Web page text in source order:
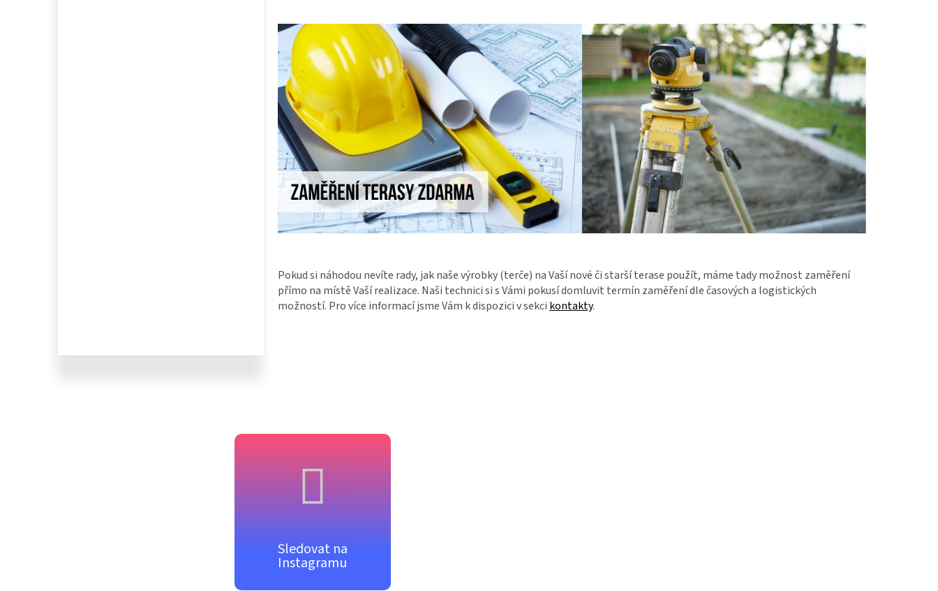
Pokud si náhodou nevíte rady, jak naše výrobky (terče) na Vaší nové či starší terase použít, máme tady možnost zaměření
přímo na místě Vaší realizace. Naši technici si s Vámi pokusí domluvit termín zaměření dle časových a logistických
možností. Pro více informací jsme Vám k dispozici v sekcikontakty.
Sledovat na
Instagramu